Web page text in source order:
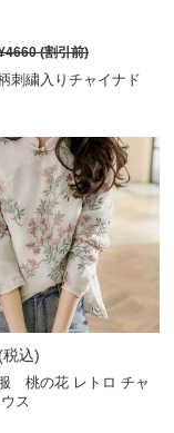
4660(割引前)
刺繍入りチャイナド
(税込)
桃の花 レトロ チャ
ス